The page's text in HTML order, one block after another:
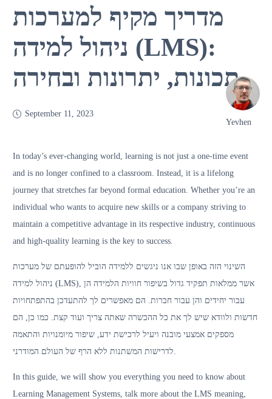
מדריך מקיף למערכות
ניהול למידה (LMS):
תכונות, יתרונות ובחירה
September 11, 2023
Yevhen
In today’s ever-changing world, learning is not just a one-time event
and is no longer confined to a classroom. Instead, it is a lifelong
journey that stretches far beyond formal education. Whether you’re an
individual who wants to acquire new skills or a company striving to
maintain a competitive advantage in its respective industry, continuous
and high-quality learning is the key to success.
השינוי הזה באופן שבו אנו ניגשים ללמידה הוביל להופעתם של מערכות
ניהול למידה (LMS), אשר ממלאות תפקיד גדול בשיפור חוויות הלמידה הן
עבור יחידים והן עבור חברות. הם מאפשרים לך להתעדכן בהתפתחויות
חדשות ולוודא שיש לך את כל ההכשרה שאתה צריך ועוד קצת. כמו כן, הם
מספקים אמצעי מובנה ויעיל לרכישת ידע, שיפור מיומנויות והתאמה
לדרישות המשתנות ללא הרף של העולם המודרני.
In this guide, we will show you everything you need to know about
Learning Management Systems, talk more about the LMS meaning,